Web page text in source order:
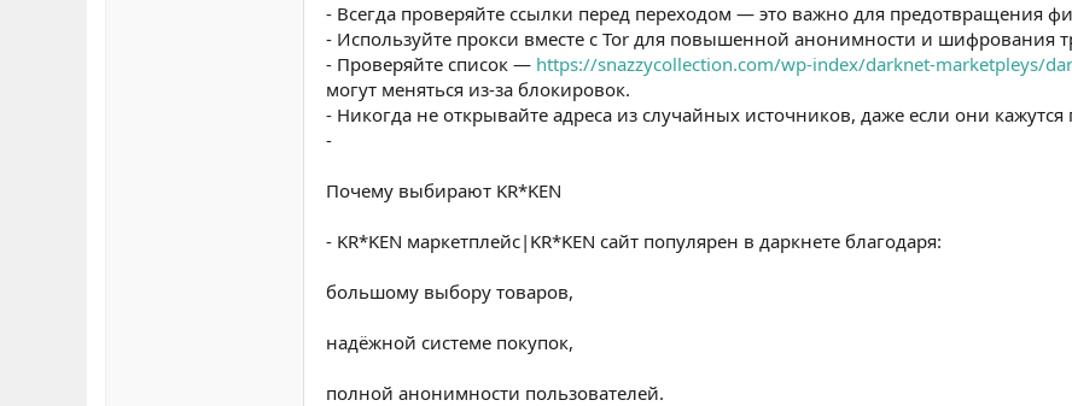
- Всегда проверяйте ссылки перед переходом — это важно для предотвращения
- Используйте прокси вместе с Tor для повышенной анонимности и шифрования
- Проверяйте список — https://snazzycollection.com/wp-index/darknet-marketpleys/
могут меняться из-за блокировок.
- Никогда не открывайте адреса из случайных источников, даже если они
-
Почему выбирают KR*KEN
- KR*KEN маркетплейс|KR*KEN сайт популярен в даркнете благодаря:
большому выбору товаров,
надёжной системе покупок,
полной анонимности пользователей.